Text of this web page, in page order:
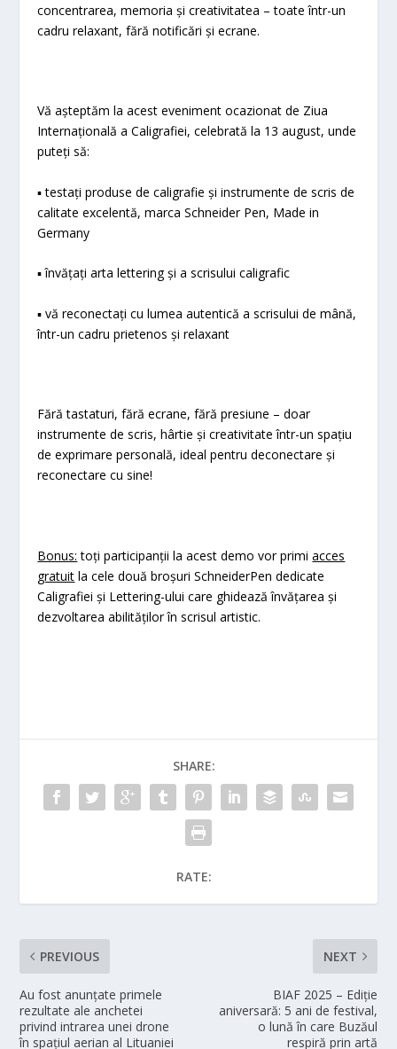
concentrarea, memoria și creativitatea – toate într-un
cadru relaxant, fără notificări și ecrane.
Vă așteptăm la acest eveniment ocazionat de Ziua
Internațională a Caligrafiei, celebrată la 13 august, unde
puteți să:
▪︎ testați produse de caligrafie și instrumente de scris de
calitate excelentă, marca Schneider Pen, Made in
Germany
▪︎ învățați arta lettering și a scrisului caligrafic
▪︎ vă reconectați cu lumea autentică a scrisului de mână,
într-un cadru prietenos și relaxant
Fără tastaturi, fără ecrane, fără presiune – doar
instrumente de scris, hârtie și creativitate într-un spațiu
de exprimare personală, ideal pentru deconectare și
reconectare cu sine!
Bonus: toți participanții la acest demo vor primiacces
gratuit la cele două broșuri SchneiderPen dedicate
Caligrafiei și Lettering-ului care ghidează învățarea și
dezvoltarea abilităților în scrisul artistic.
SHARE:
RATE:
PREVIOUS
Au fost anunțate primele
rezultate ale anchetei
privind intrarea unei drone
în spațiul aerian al Lituaniei
NEXT
BIAF 2025 – Ediție
aniversară: 5 ani de festival,
o lună în care Buzăul
respiră prin artă